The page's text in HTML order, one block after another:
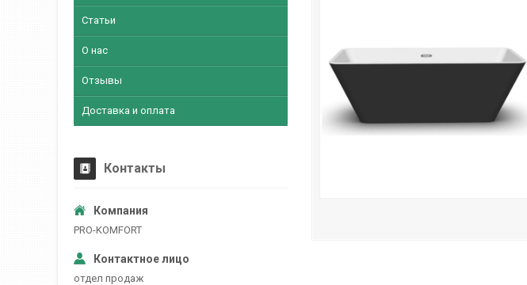
Статьи
О нас
Отзывы
Доставка и оплата
Контакты
PRO-KOMFORT
отдел продаж